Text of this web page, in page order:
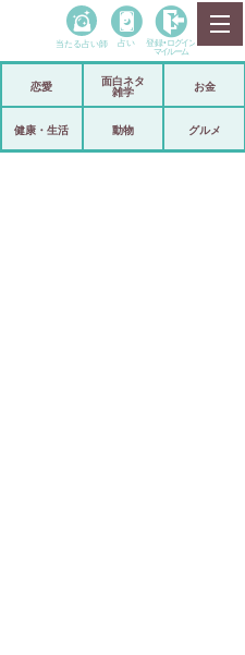
政治
当たる占い師 占い 登録• ログイン
マイルーム
恋愛
面白ネタ
雑学
お金
健康・生活 動物 グルメ